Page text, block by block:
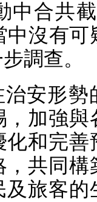
中合共
中沒有可
調查。
安形勢
加強與
化和完善
共同構
旅客的